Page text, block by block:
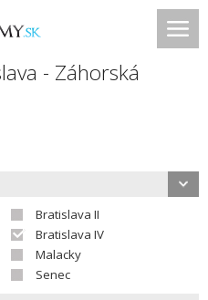
- Záhorská
Bratislava II
Bratislava IV
Malacky
Senec